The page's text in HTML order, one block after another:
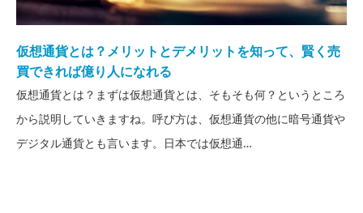
仮想通貨とは？メリットとデメリットを知って、賢く売
買できれば億り人になれる
仮想通貨とは？まずは仮想通貨とは、そもそも何？というところ
から説明していきますね。呼び方は、仮想通貨の他に暗号通貨や
デジタル通貨とも言います。日本では仮想通…